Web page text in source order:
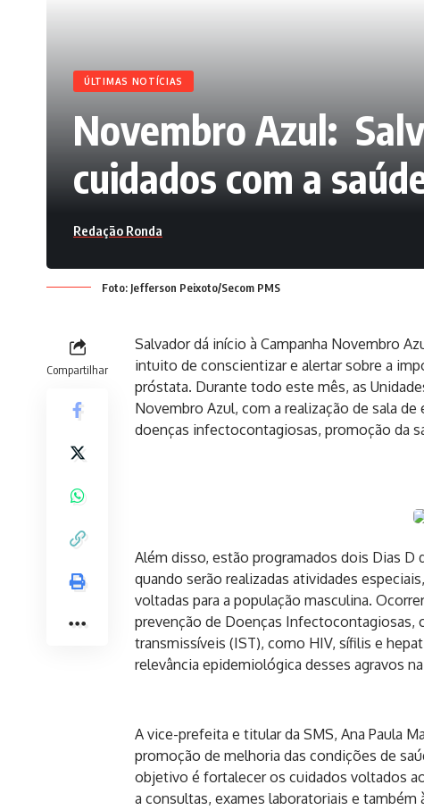
ÚLTIMAS NOTÍCIAS
Novembro Azul:
cuidados com a
Redação Ronda
Foto: Jefferson Peixoto/Secom PMS
Compartilhar
Salvador dá início à Campanha Novembro
intuito de conscientizar e alertar sobre a
próstata. Durante todo este mês, as
Novembro Azul, com a realização de sala
doenças infectocontagiosas, promoção da
Além disso, estão programados dois Dias D
quando serão realizadas atividades
voltadas para a população masculina.
prevenção de Doenças Infectocontagiosas,
transmissíveis (IST), como HIV, sífilis e
relevância epidemiológica desses agravos
A vice-prefeita e titular da SMS, Ana Paula
promoção de melhoria das condições de
objetivo é fortalecer os cuidados voltados
a consultas, exames laboratoriais e